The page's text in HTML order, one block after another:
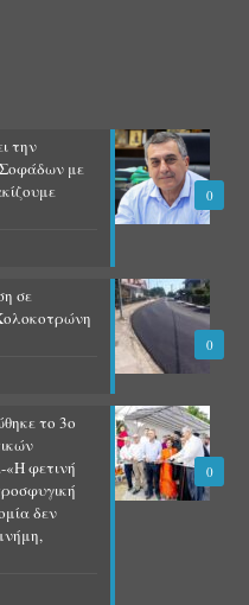
0
την
με
0
σε
0
το 3ο
φετινή
δεν